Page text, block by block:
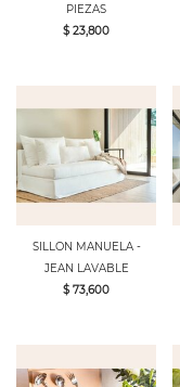
PIEZAS
$ 23,800
SILLON MANUELA -
JEAN LAVABLE
$ 73,600